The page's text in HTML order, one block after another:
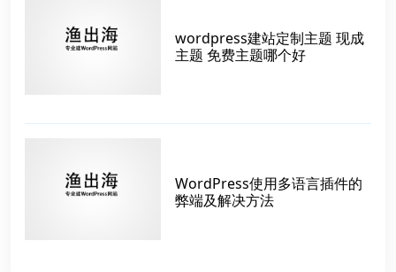
wordpress建站定制主题 现成
主题 免费主题哪个好
WordPress使用多语言插件的
弊端及解决方法